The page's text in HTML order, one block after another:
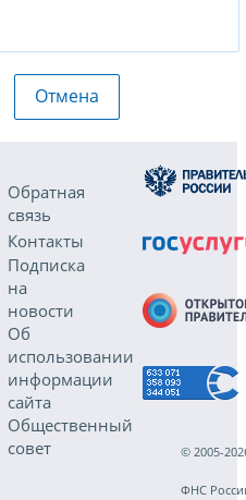
Отмена
Обратная
связь
Контакты
Подписка
на
новости
Об
использовании
информации
сайта
Общественный
совет
© 2005-
ФНС